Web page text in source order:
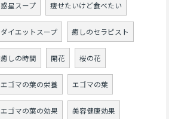
惑星スープ 痩せたいけど食べたい
ダイエットスープ 癒しのセラピスト
癒しの時間 開花 桜の花
エゴマの葉の栄養 エゴマの葉
エゴマの葉の効果 美容健康効果